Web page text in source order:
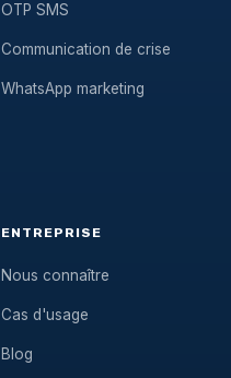
OTP SMS
Communication de crise
WhatsApp marketing
ENTREPRISE
Nous connaître
Cas d'usage
Blog